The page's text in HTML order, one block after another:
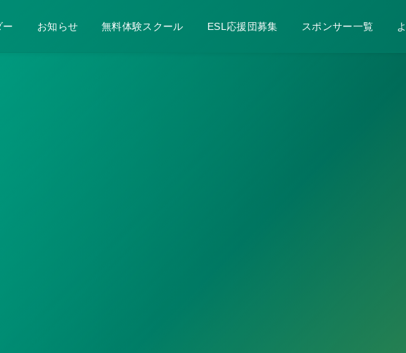
ー お知らせ 無料体験スクール ESL応援団募集 スポンサー一覧